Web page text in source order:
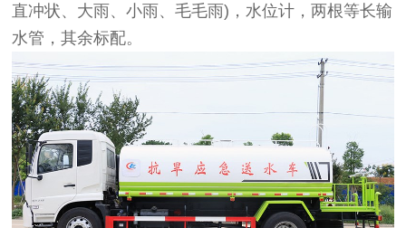
直冲状、大雨、小雨、毛毛雨)，水位计，两根等长输
水管，其余标配。